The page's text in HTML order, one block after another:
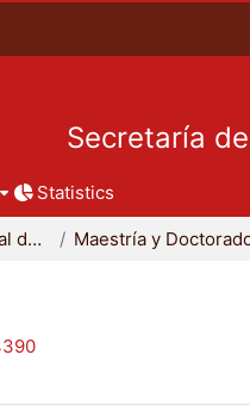
Secretaría
Statistics
Coordinación Divisional de Posgrado